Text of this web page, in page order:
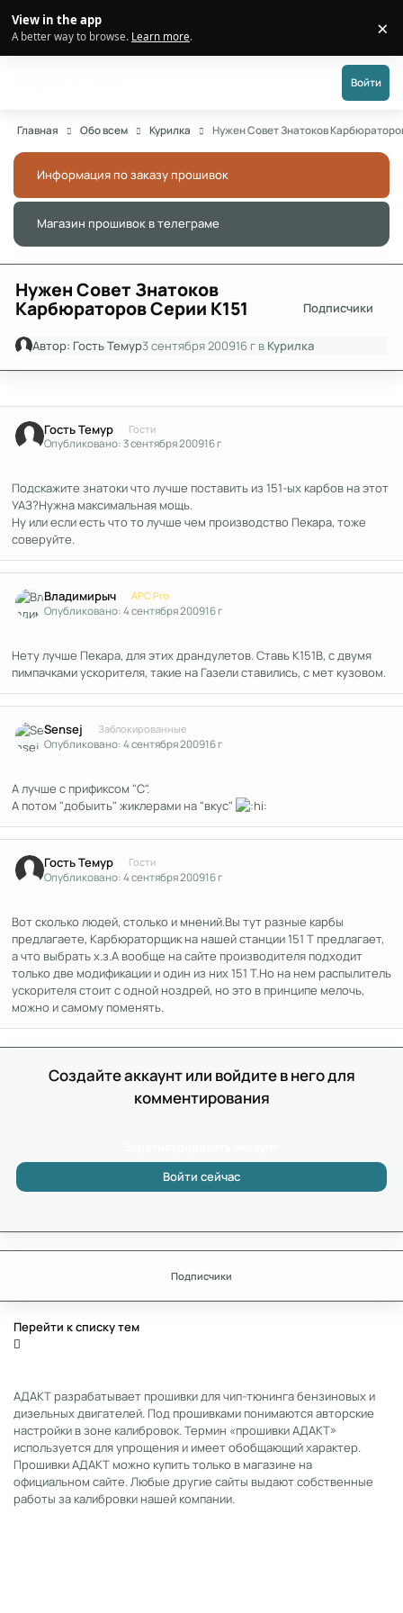
View in the app
A better way to browse. Learn more. ×
Войти
Главная Обо всем Курилка Нужен Совет Знатоков
Информация по заказу прошивок
Магазин прошивок в телеграме
Нужен Совет Знатоков
Карбюраторов Серии К151 Подписчики
Автор: Гость Темур3 сентября 200916 г в Курилка
Гость Темур Гости
Опубликовано:3 сентября 200916 г
Подскажите знатоки что лучше поставить из 151-ых карбов на этот
УАЗ?Нужна максимальная мощь.
Ну или если есть что то лучше чем производство Пекара, тоже
соверуйте.
Владимирыч APC Pro
Опубликовано:4 сентября 200916 г
Нету лучше Пекара, для этих драндулетов. Ставь К151В, с двумя
пимпачками ускорителя, такие на Газели ставились, с мет кузовом.
Sensej Заблокированные
Опубликовано:4 сентября 200916 г
А лучше с прификсом "С".
А потом "добыить" жиклерами на "вкус"
Гость Темур Гости
Опубликовано:4 сентября 200916 г
Вот сколько людей, столько и мнений.Вы тут разные карбы
предлагаете, Карбюраторщик на нашей станции 151 Т предлагает,
а что выбрать х.з.А вообще на сайте производителя подходит
только две модификации и один из них 151 Т.Но на нем распылитель
ускорителя стоит с одной ноздрей, но это в принципе мелочь,
можно и самому поменять.
Создайте аккаунт или войдите в него для
комментирования
Войти сейчас
Подписчики
Перейти к списку тем
АДАКТ разрабатывает прошивки для чип-тюнинга бензиновых и
дизельных двигателей. Под прошивками понимаются авторские
настройки в зоне калибровок. Термин «прошивки АДАКТ»
используется для упрощения и имеет обобщающий характер.
Прошивки АДАКТ можно купить только в магазине на
официальном сайте. Любые другие сайты выдают собственные
работы за калибровки нашей компании.